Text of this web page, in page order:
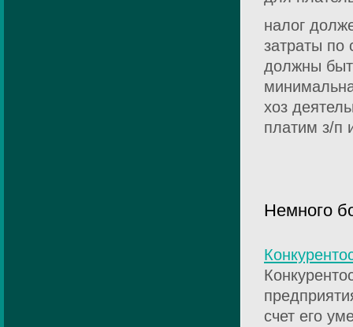
налог
затраты по
должны
хоз
платим з/п
Немного
счет его